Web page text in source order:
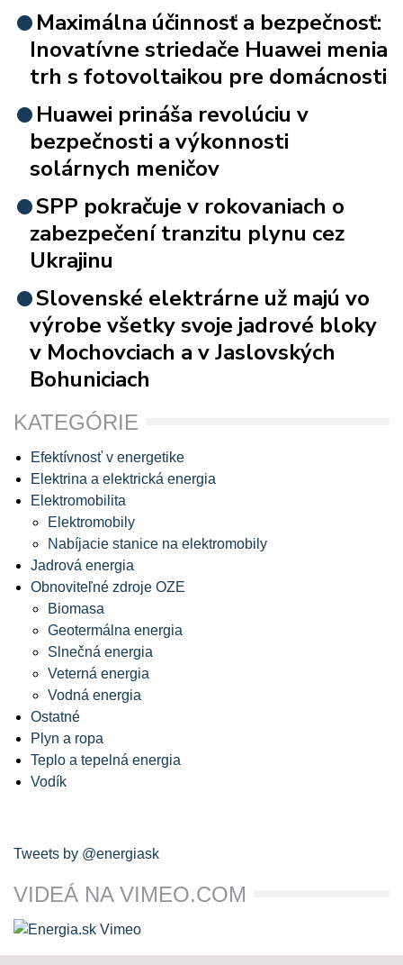
Maximálna účinnosť a bezpečnosť:
Inovatívne striedače Huawei menia
trh s fotovoltaikou pre domácnosti
Huawei prináša revolúciu v
bezpečnosti a výkonnosti
solárnych meničov
SPP pokračuje v rokovaniach o
zabezpečení tranzitu plynu cez
Ukrajinu
Slovenské elektrárne už majú vo
výrobe všetky svoje jadrové bloky
v Mochovciach a v Jaslovských
Bohuniciach
KATEGÓRIE
Efektívnosť v energetike
Elektrina a elektrická energia
Elektromobilita
Elektromobily
Nabíjacie stanice na elektromobily
Jadrová energia
Obnoviteľné zdroje OZE
Biomasa
Geotermálna energia
Slnečná energia
Veterná energia
Vodná energia
Ostatné
Plyn a ropa
Teplo a tepelná energia
Vodík
Tweets by @energiask
VIDEÁ NA VIMEO.COM